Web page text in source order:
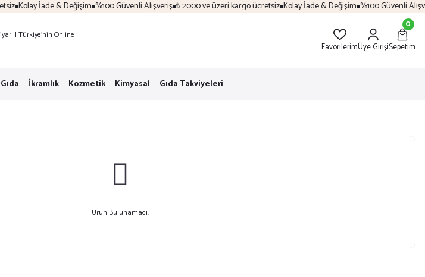
Kolay İade & Değişim %100 Güvenli Alışveriş ₺ 2000 ve üzeri kargo ücretsiz Kolay İade & Değişim %100 Güvenli Alışveriş
FavorilerimÜye Girişi
0
Sepetim
Gıda İkramlık Kozmetik Kimyasal Gıda Takviyeleri
Ürün Bulunamadı.